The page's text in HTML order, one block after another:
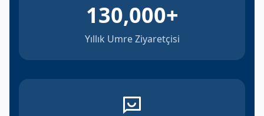
130,000+
Yıllık Umre Ziyaretçisi